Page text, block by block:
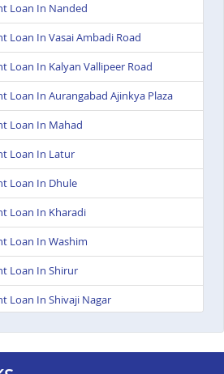
Loan In Nanded
Loan In Vasai Ambadi Road
Loan In Kalyan Vallipeer Road
Loan In Aurangabad Ajinkya Plaza
Loan In Mahad
Loan In Latur
Loan In Dhule
Loan In Kharadi
Loan In Washim
Loan In Shirur
Loan In Shivaji Nagar